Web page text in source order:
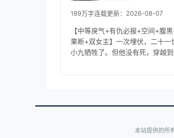
189万字连载更新：2026-08-07
【中等戾气+有仇必报+空间+腹
果断+双女主】一次埋伏，二十一
小九牺牲了。但他没有死，穿越
本站提供的所